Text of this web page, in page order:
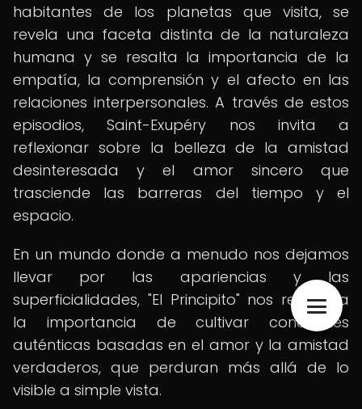
habitantes de los planetas que visita, se
revela una faceta distinta de la naturaleza
humana y se resalta la importancia de la
empatía, la comprensión y el afecto en las
relaciones interpersonales. A través de estos
episodios, Saint-Exupéry nos invita a
reflexionar sobre la belleza de la amistad
desinteresada y el amor sincero que
trasciende las barreras del tiempo y el
espacio.
En un mundo donde a menudo nos dejamos
llevar por las apariencias y las
superficialidades, "El Principito" nos recuerda
la importancia de cultivar conexiones
auténticas basadas en el amor y la amistad
verdaderos, que perduran más allá de lo
visible a simple vista.